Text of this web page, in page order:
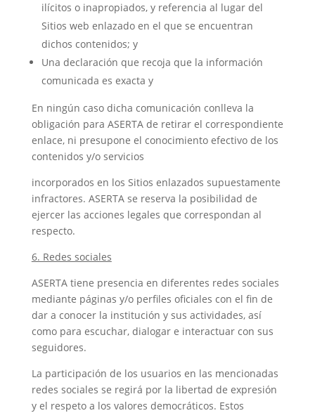
ilícitos o inapropiados, y referencia al lugar del
Sitios web enlazado en el que se encuentran
dichos contenidos; y
Una declaración que recoja que la información
comunicada es exacta y
En ningún caso dicha comunicación conlleva la
obligación para ASERTA de retirar el correspondiente
enlace, ni presupone el conocimiento efectivo de los
contenidos y/o servicios
incorporados en los Sitios enlazados supuestamente
infractores. ASERTA se reserva la posibilidad de
ejercer las acciones legales que correspondan al
respecto.
6. Redes sociales
ASERTA tiene presencia en diferentes redes sociales
mediante páginas y/o perfiles oficiales con el fin de
dar a conocer la institución y sus actividades, así
como para escuchar, dialogar e interactuar con sus
seguidores.
La participación de los usuarios en las mencionadas
redes sociales se regirá por la libertad de expresión
y el respeto a los valores democráticos. Estos